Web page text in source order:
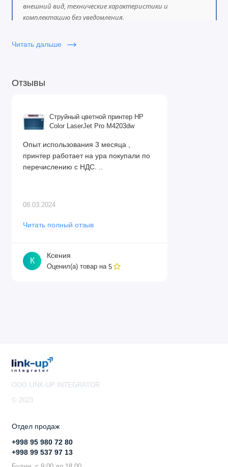
внешний вид, технические характеристики и
комплектацию без уведомления.
Читать дальше
Отзывы
Струйный цветной принтер HP
Color LaserJet Pro M4203dw
Опыт использования 3 месяца ,
принтер работает на ура покупали по
перечислению с НДС. ..
08.03.2024
Читать полный отзыв
К
Ксения
Оценил(а) товар на 5
OOO LINK-UP INTEGRATOR
© 2023
Отдел продаж
+998 95 980 72 80
+998 99 537 97 13